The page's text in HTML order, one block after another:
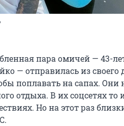
пара омичей — 43-
— отправилась из своего
поплавать на сапах. Они
отдыха. В их соцсетях то
Но на этот раз